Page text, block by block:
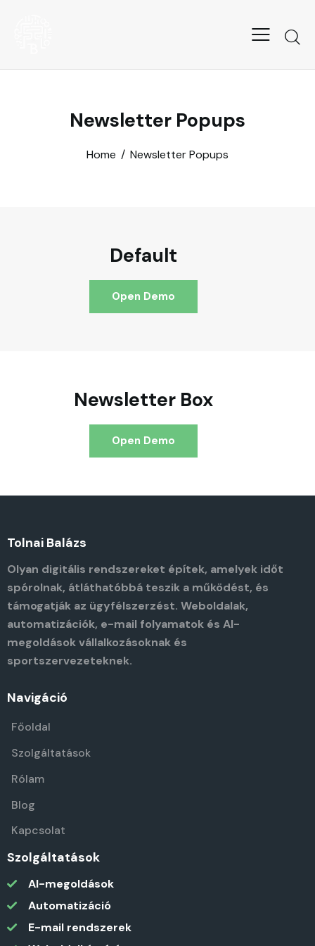
Newsletter Popups
Home Newsletter Popups
Default
Open Demo
Newsletter Box
Open Demo
Tolnai Balázs
Olyan digitális rendszereket építek, amelyek időt
spórolnak, átláthatóbbá teszik a működést, és
támogatják az ügyfélszerzést. Weboldalak,
automatizációk, e-mail folyamatok és AI-
megoldások vállalkozásoknak és
sportszervezeteknek.
Navigáció
Főoldal
Szolgáltatások
Rólam
Blog
Kapcsolat
Szolgáltatások
AI-megoldások
Automatizáció
E-mail rendszerek